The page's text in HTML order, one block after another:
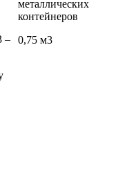
–
металлических
контейнеров
0,75 м3